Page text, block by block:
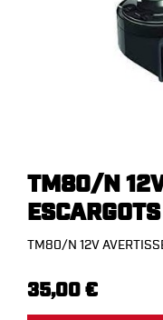
TM80/N 12V
ESCARGOTS
TM80/N 12V
35,00 €